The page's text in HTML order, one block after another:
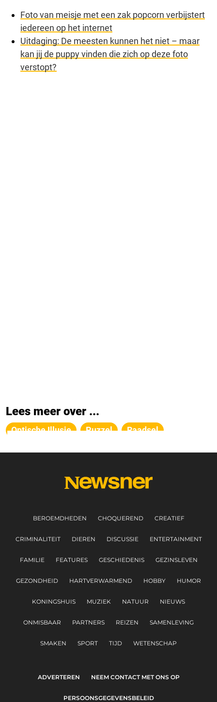
Foto van meisje met een zak popcorn verbijstert
iedereen op het internet
Uitdaging: De meesten kunnen het niet – maar
kan jij de puppy vinden die zich op deze foto
verstopt?
Lees meer over ...
Optische Illusie Puzzel Raadsel
BEROEMDHEDEN CHOQUEREND CREATIEF
CRIMINALITEIT DIEREN DISCUSSIE ENTERTAINMENT
FAMILIE FEATURES GESCHIEDENIS GEZINSLEVEN
GEZONDHEID HARTVERWARMEND HOBBY HUMOR
KONINGSHUIS MUZIEK NATUUR NIEUWS
ONMISBAAR PARTNERS REIZEN SAMENLEVING
SMAKEN SPORT TIJD WETENSCHAP
ADVERTEREN NEEM CONTACT MET ONS OP
PERSOONSGEGEVENSBELEID